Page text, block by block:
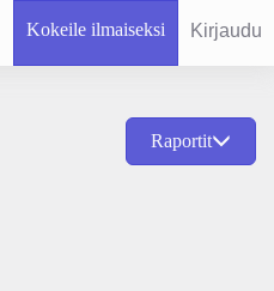
Kokeile ilmaiseksi Kirjaudu
Raportit